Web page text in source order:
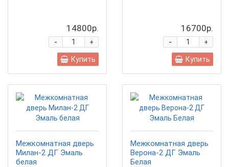
14800р.
+
-
Купить
16700р.
+
-
Купить
Межкомнатная дверь
Милан-2 ДГ Эмаль
белая
Межкомнатная дверь
Верона-2 ДГ Эмаль
Белая